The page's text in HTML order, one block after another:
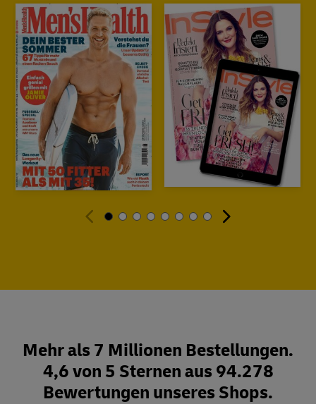
Mehr als 7 Millionen Bestellungen.
4,6 von 5 Sternen aus 94.278
Bewertungen unseres Shops.